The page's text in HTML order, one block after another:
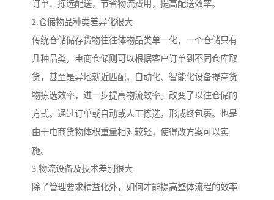
订单、拣选配送，节省物流费用，提高配送效率。
2.仓储物品种类差异化很大
传统仓储储存货物往往体物品类单一化，一个仓储只有
几种品类，电商仓储则可以根据客户订单到不同仓库取
货，甚至是异地就近匹配，自动化、智能化设备提高货
物拣选效率，进一步提高物流效率。改变了以往仓储的
方式。通过订单或自动或人工拣选，形成终包裹。也是
由于电商货物体积重量相对较轻，使得改方案可以实
施。
3.物流设备及技术差别很大
除了管理要求精益化外，如何才能提高整体流程的效率